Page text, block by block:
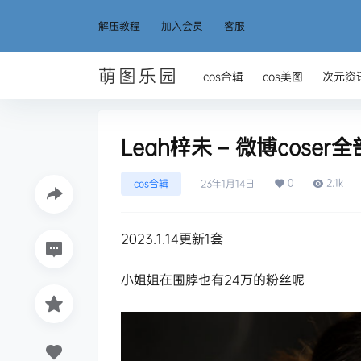
解压教程 加入会员 客服
萌图乐园 cos合辑 cos美图 次元资
Leah梓未 – 微博coser
cos合辑 23年1月14日 0 2.1k
2023.1.14更新1套
小姐姐在围脖也有24万的粉丝呢